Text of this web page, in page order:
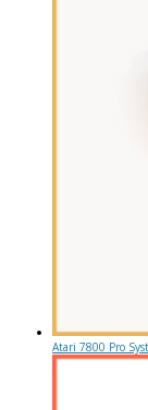
Atari 7800 Pro